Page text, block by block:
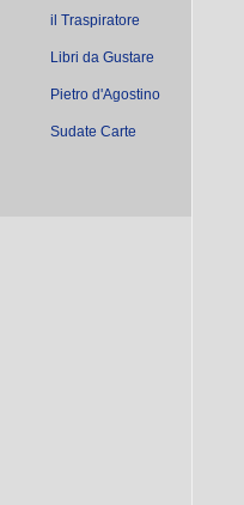
il Traspiratore
Libri da Gustare
Pietro d'Agostino
Sudate Carte